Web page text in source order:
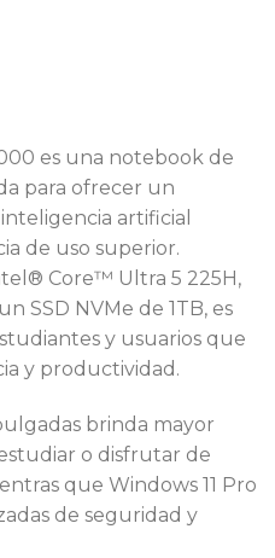
es una notebook de
para ofrecer un
artificial
de uso superior.
Core™ Ultra 5 225H,
SSD NVMe de 1TB, es
y usuarios que
y productividad.
brinda mayor
o disfrutar de
que Windows 11 Pro
de seguridad y